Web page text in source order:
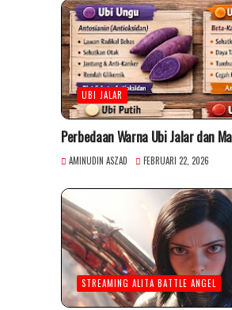
UBI JALAR
Perbedaan Warna Ubi Jalar dan
AMINUDIN ASZAD FEBRUARI 22, 2026
STREAMING ALITA BATTLE ANGEL